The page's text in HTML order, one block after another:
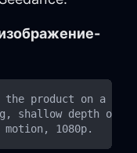
the product on a
shallow depth of